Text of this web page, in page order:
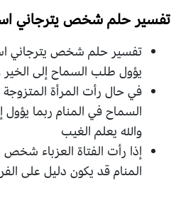
تفسير حلم شخص يترجاني
تفسير حلم شخص يترجاني
يؤول طلب السماح إلى الخير
في حال رأت المرأة
السماح في المنام ربما
والله يعلم الغيب
إذا رأت الفتاة العزباء
المنام قد يكون دليل على